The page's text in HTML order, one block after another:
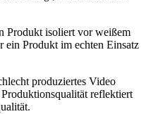
Produkt isoliert vor weißem
ein Produkt im echten Einsatz
produziertes Video
reflektiert